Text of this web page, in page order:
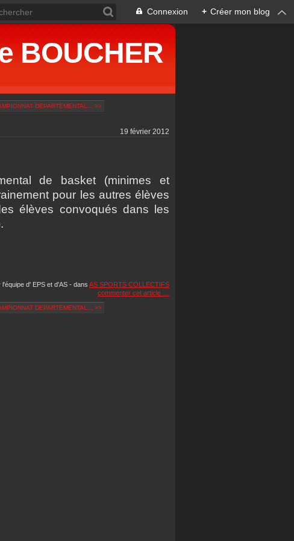
Connexion + Créer mon blog
BOUCHER
DEPARTEMENTAL... >>
19 février 2012
de basket (minimes et
pour les autres élèves
élèves convoqués dans les
l'équipe d' EPS et d'AS - dans AS SPORTS COLLECTIFS
commenter cet article
DEPARTEMENTAL... >>